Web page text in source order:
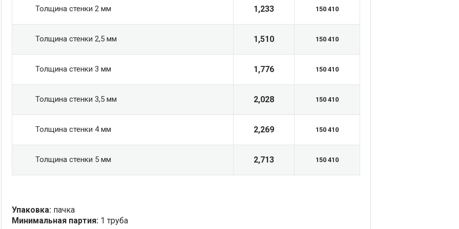
Толщина стенки 2 мм 1,233 150 410
Толщина стенки 2,5 мм 1,510 150 410
Толщина стенки 3 мм 1,776 150 410
Толщина стенки 3,5 мм 2,028 150 410
Толщина стенки 4 мм 2,269 150 410
Толщина стенки 5 мм 2,713 150 410
Упаковка: пачка
Минимальная партия: 1 труба